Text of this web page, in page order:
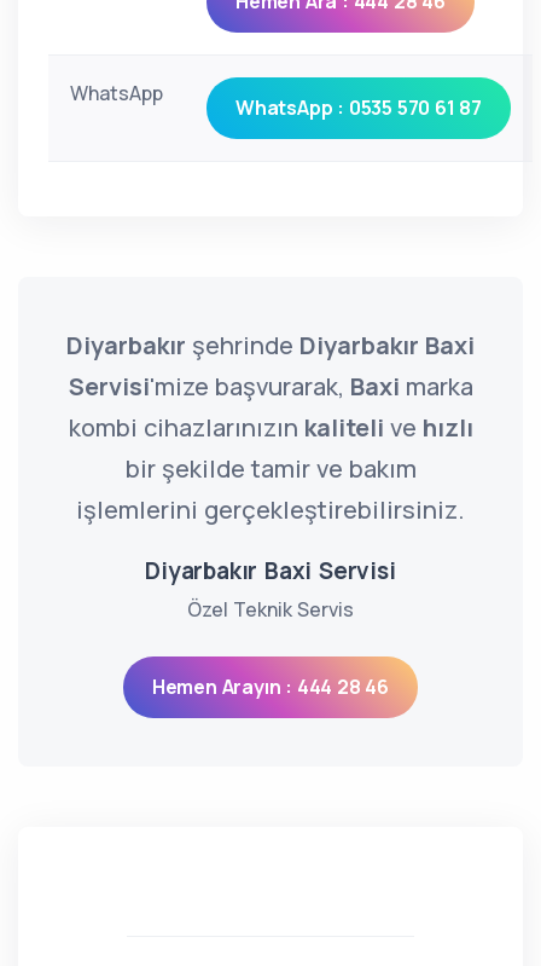
WhatsApp
WhatsApp : 0535 570 61 87
Diyarbakır şehrinde Diyarbakır Baxi
Servisi'mize başvurarak, Baxi marka
kombi cihazlarınızın kaliteli ve hızlı
bir şekilde tamir ve bakım
işlemlerini gerçekleştirebilirsiniz.
Diyarbakır Baxi Servisi
Özel Teknik Servis
Hemen Arayın : 444 28 46